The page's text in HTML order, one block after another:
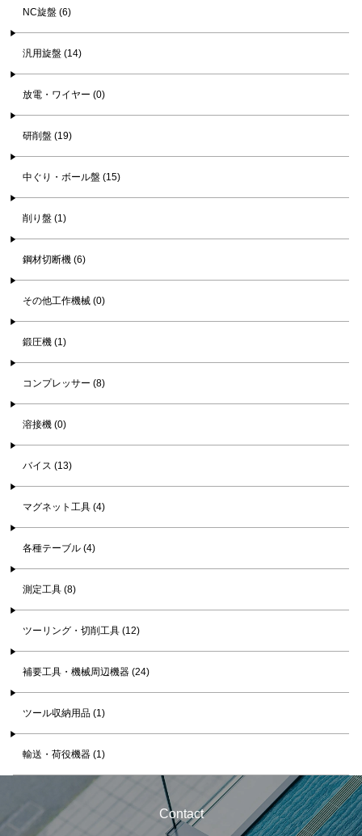
NC旋盤 (6)
汎用旋盤 (14)
放電・ワイヤー (0)
研削盤 (19)
中ぐり・ボール盤 (15)
削り盤 (1)
鋼材切断機 (6)
その他工作機械 (0)
鍛圧機 (1)
コンプレッサー (8)
溶接機 (0)
バイス (13)
マグネット工具 (4)
各種テーブル (4)
測定工具 (8)
ツーリング・切削工具 (12)
補要工具・機械周辺機器 (24)
ツール収納用品 (1)
輸送・荷役機器 (1)
Contact